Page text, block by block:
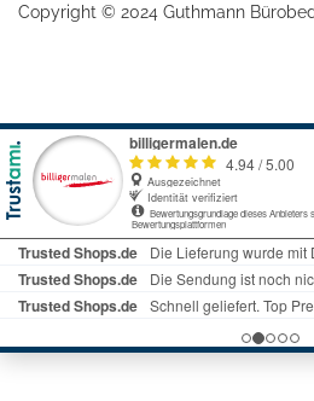
Copyright © 2024 Guthmann